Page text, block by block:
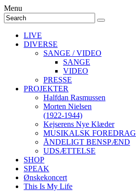
Menu
LIVE
DIVERSE
SANGE / VIDEO
SANGE
VIDEO
PRESSE
PROJEKTER
Halfdan Rasmussen
Morten Nielsen
(1922-1944)
Kejserens Nye Klæder
MUSIKALSK FOREDRAG
ÅNDELIGT BENSPÆND
UDSÆTTELSE
SHOP
SPEAK
Ønskekoncert
This Is My Life